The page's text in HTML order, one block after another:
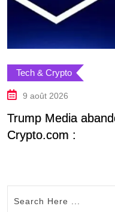
Tech & Crypto
9 août 2026
Trump Media
Crypto.com :